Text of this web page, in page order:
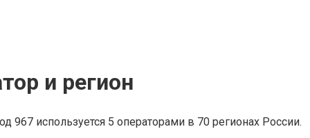
и регион
967 используется 5 операторами в 70 регионах России.